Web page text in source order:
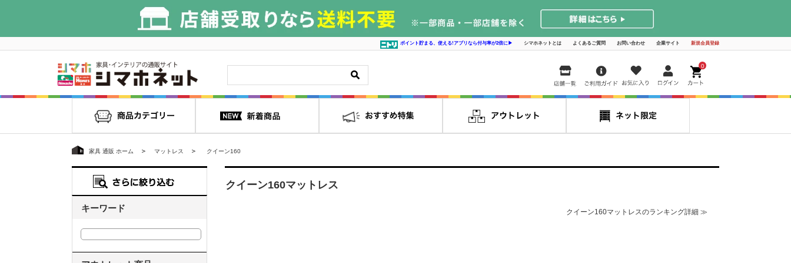
ポイント貯まる、使える!アプリなら付与率が2倍に▶ シマホネットとは よくあるご質問 お問い合わせ 企業サイト 新規会員登録
0
家具 通販 ホーム マットレス クイーン160
クイーン160マットレス
クイーン160マットレスのランキング詳細 ≫
キーワード